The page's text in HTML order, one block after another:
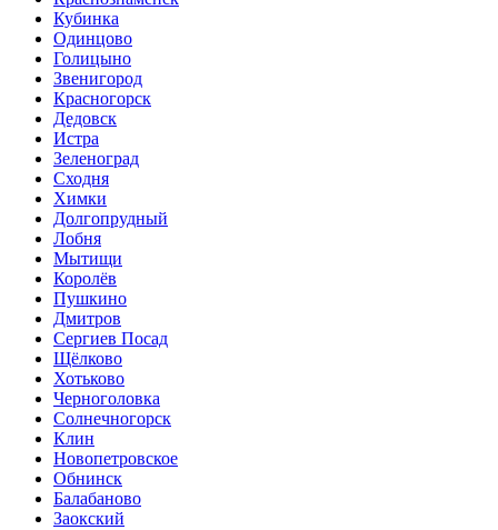
Кубинка
Одинцово
Голицыно
Звенигород
Красногорск
Дедовск
Истра
Зеленоград
Сходня
Химки
Долгопрудный
Лобня
Мытищи
Королёв
Пушкино
Дмитров
Сергиев Посад
Щёлково
Хотьково
Черноголовка
Солнечногорск
Клин
Новопетровское
Обнинск
Балабаново
Заокский